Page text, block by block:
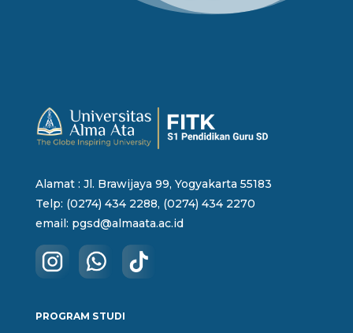
Alamat : Jl. Brawijaya 99, Yogyakarta 55183
Telp: (0274) 434 2288, (0274) 434 2270
email: pgsd@almaata.ac.id
PROGRAM STUDI